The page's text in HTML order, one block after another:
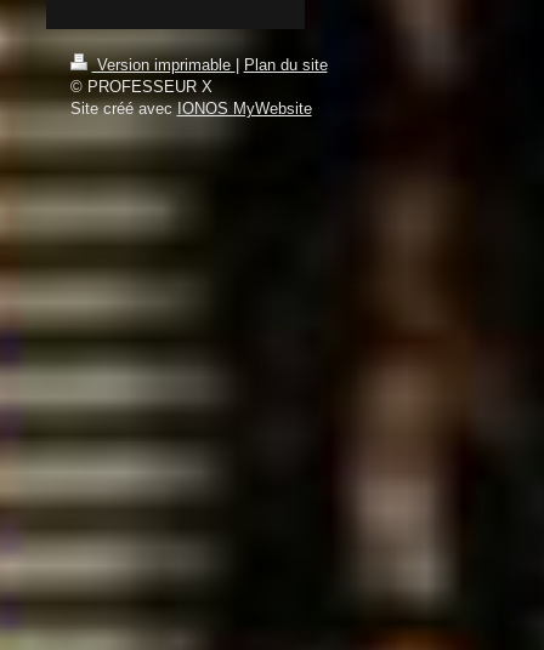
Version imprimable | Plan du site
© PROFESSEUR X
Site créé avecIONOS MyWebsite